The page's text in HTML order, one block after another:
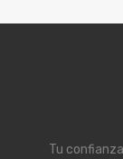
Tu